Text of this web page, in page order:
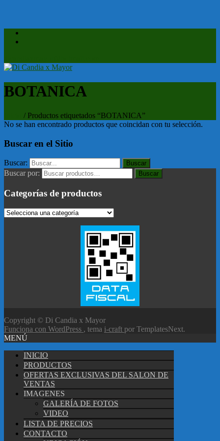
BOTANICA
/ Productos etiquetados “BOTANICA”
No se han encontrado productos que coincidan con tu selección.
Buscar en el Sitio
Buscar:
Buscar por:
Buscar
Categorías de productos
Copyright © Di Candia x Mayor
Funciona con WordPress , tema i-craft por TemplatesNext.
MENÚ
INICIO
PRODUCTOS
OFERTAS EXCLUSIVAS DEL SALON DE
VENTAS
IMAGENES
GALERÍA DE FOTOS
VIDEO
LISTA DE PRECIOS
CONTACTO